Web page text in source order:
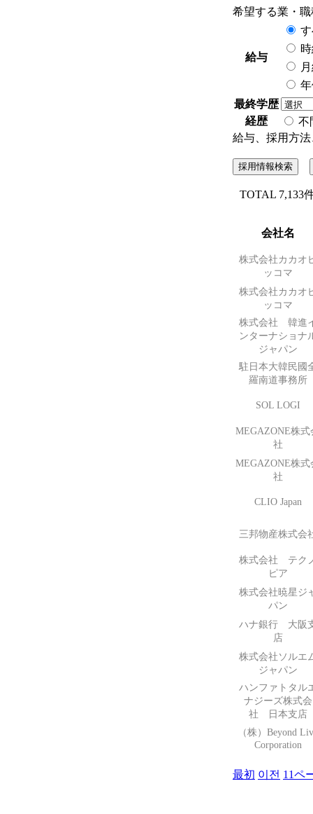
希望する業・
給与
最終学歴
経歴
給与、採用方
採用情報検索
TOTAL 7,133
会社名
株式会社カカオ
ッコマ
株式会社カカオ
ッコマ
株式会社 韓進
ンターナショナ
ジャパン
駐日本大韓民國
羅南道事務所
SOL LOGI
MEGAZONE株式
社
MEGAZONE株式
社
CLIO Japan
三邦物産株式会
株式会社 テク
ピア
株式会社暁星ジ
パン
ハナ銀行 大阪
店
株式会社ソルエ
ジャパン
ハンファトタル
ナジーズ株式会
社 日本支店
（株）Beyond
Corporation
最初 이전 11ペ